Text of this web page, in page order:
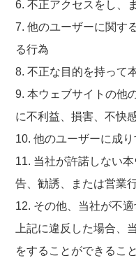
6. 不正アクセスをし、
7. 他のユーザーに関す
る行為
8. 不正な目的を持って
9. 本ウェブサイトの他
に不利益、損害、不快
10. 他のユーザーに成
11. 当社が許諾しない
告、勧誘、または営業
12. その他、当社が不
上記に違反した場合、
をすることができるこ